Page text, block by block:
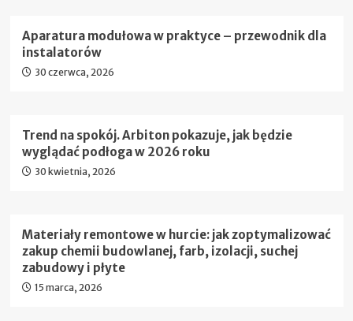
Aparatura modułowa w praktyce – przewodnik dla
instalatorów
30 czerwca, 2026
Trend na spokój. Arbiton pokazuje, jak będzie
wyglądać podłoga w 2026 roku
30 kwietnia, 2026
Materiały remontowe w hurcie: jak zoptymalizować
zakup chemii budowlanej, farb, izolacji, suchej
zabudowy i płyte
15 marca, 2026